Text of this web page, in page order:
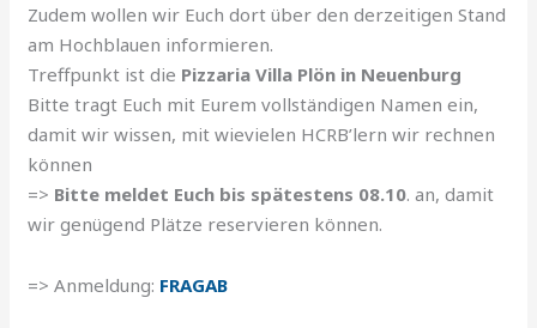
Zudem wollen wir Euch dort über den derzeitigen Stand
am Hochblauen informieren.
Treffpunkt ist die Pizzaria Villa Plön in Neuenburg
Bitte tragt Euch mit Eurem vollständigen Namen ein,
damit wir wissen, mit wievielen HCRB’lern wir rechnen
können
=> Bitte meldet Euch bis spätestens 08.10. an, damit
wir genügend Plätze reservieren können.
=> Anmeldung: FRAGAB